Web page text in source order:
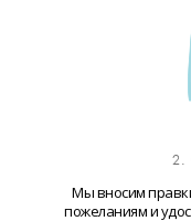
2.
Мы вносим
пожеланиям и